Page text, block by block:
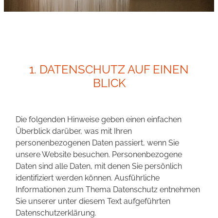
1. DATENSCHUTZ AUF EINEN
BLICK
Die folgenden Hinweise geben einen einfachen
Überblick darüber, was mit Ihren
personenbezogenen Daten passiert, wenn Sie
unsere Website besuchen. Personenbezogene
Daten sind alle Daten, mit denen Sie persönlich
identifiziert werden können. Ausführliche
Informationen zum Thema Datenschutz entnehmen
Sie unserer unter diesem Text aufgeführten
Datenschutzerklärung.